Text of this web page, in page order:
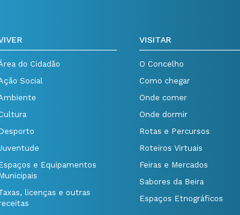
do Cidadão
Social
e Equipamentos
licenças e outras
VISITAR
O Concelho
Como chegar
Onde comer
Onde dormir
Rotas e Percursos
Roteiros Virtuais
Feiras e Mercados
Sabores da Beira
Espaços Etnográficos